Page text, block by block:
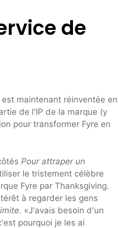
de
maintenant réinventée en
de l'IP de la marque (y
pour transformer Fyre en
Pour attraper un
le tristement célèbre
Fyre par Thanksgiving.
à regarder les gens
. «J'avais besoin d'un
pourquoi je les ai